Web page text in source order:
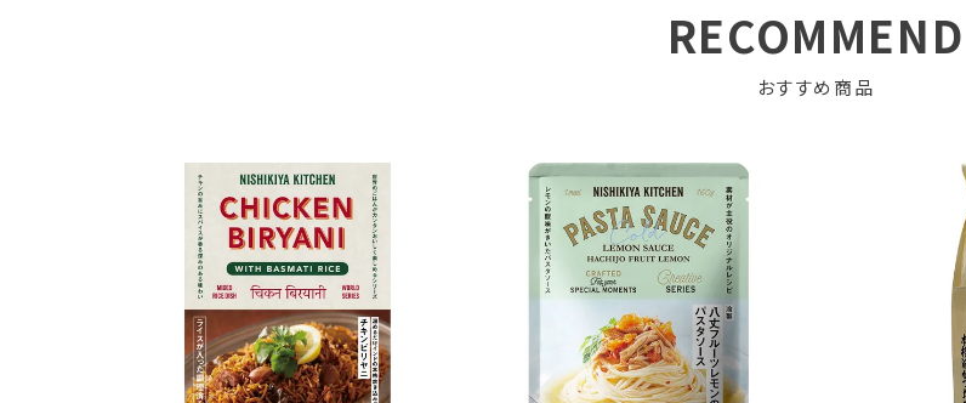
RECOMMEND
おすすめ商品